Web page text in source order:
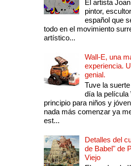
El artista
pintor,
español que
todo en el movimiento
artístico...
Wall-E, una
experiencia.
genial.
Tuve la
día la película
principio para niños y
nada más comenzar ya
est...
Detalles del
de Babel" de
Viejo